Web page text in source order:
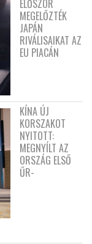
ELŐSZÖR
MEGELŐZTÉK
JAPÁN
RIVÁLISAIKAT AZ
EU PIACÁN
KÍNA ÚJ
KORSZAKOT
NYITOTT:
MEGNYÍLT AZ
ORSZÁG ELSŐ
ŰR-